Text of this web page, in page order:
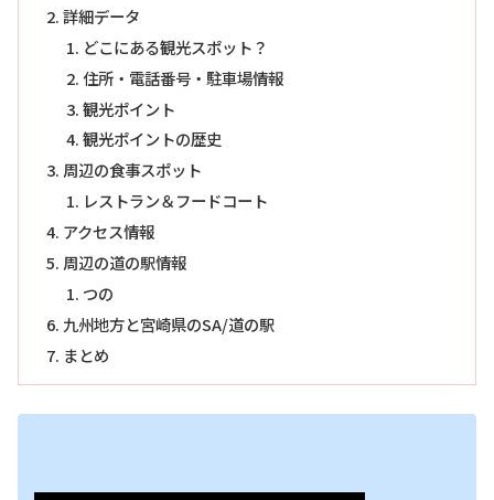
詳細データ
どこにある観光スポット？
住所・電話番号・駐車場情報
観光ポイント
観光ポイントの歴史
周辺の食事スポット
レストラン＆フードコート
アクセス情報
周辺の道の駅情報
つの
九州地方と宮崎県のSA/道の駅
まとめ